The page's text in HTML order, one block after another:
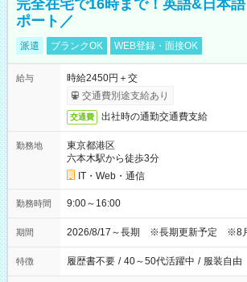
完全在宅で16時まで！英語&日本
ポート／
派遣 ブランクOK WEB登録・面接OK
給与
時給2450円＋交
交通費別途支給あり
交通費 出社時の通勤交通費支給
勤務地
東京都港区
六本木駅から徒歩3分
IT・Web・通信
勤務時間 9:00～16:00
期間 2026/8/17～長期 ※長期更新予定 ※8月
特徴 履歴書不要 / 40～50代活躍中 / 服装自由